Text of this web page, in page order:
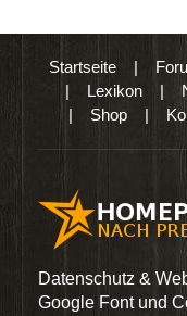
Startseite|
| Lexikon |
| Shop |
Datenschutz &
Google Font und